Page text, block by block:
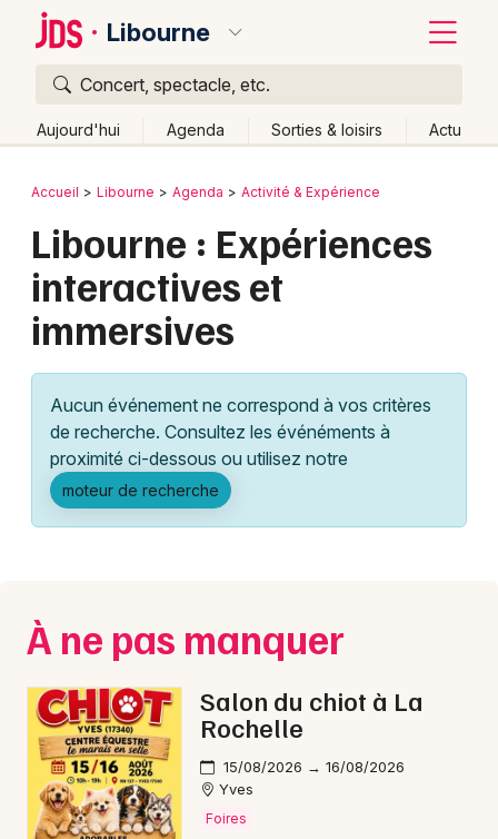
Libourne
Concert, spectacle, etc.
Aujourd'hui Agenda Sorties & loisirs Actu
Publier un événement
Grands événements
Manifestations
Foires & salons
Sports
Soirées
Sorties famille
Expos
Bordeaux
Colmar
Lille
Lyon
Marseille
Mulhouse
Montpellier
Paris
Strasbourg
Toulouse
Toutes les villes
Retour
Accueil Libourne Agenda Activité & Expérience
Libourne : Expériences
interactives et
immersives
Aucun événement ne correspond à vos critères
de recherche. Consultez les événéments à
proximité ci-dessous ou utilisez notre
moteur de recherche
À ne pas manquer
Salon du chiot à La
Rochelle
15/08/2026 → 16/08/2026
Yves
Foires
Quoi ?
Où ?
Partout
Près de moi Changer de lieu
Quand ?
Aujourd'hui
Demain Ce week-end